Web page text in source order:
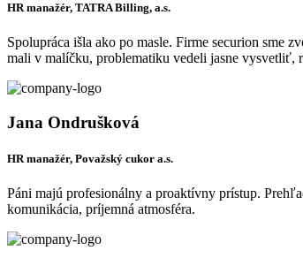
HR manažér, TATRA Billing, a.s.
Spolupráca išla ako po masle. Firme securion sme
mali v malíčku, problematiku vedeli jasne vysvetliť,
Jana Ondrušková
HR manažér, Považský cukor a.s.
Páni majú profesionálny a proaktívny prístup.
komunikácia, príjemná atmosféra.